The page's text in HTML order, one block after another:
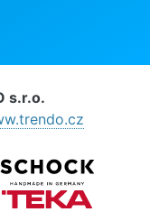
s.r.o.